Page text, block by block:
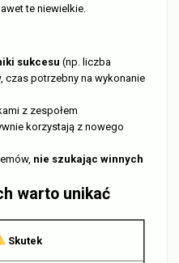
te niewielkie.
sukcesu (np. liczba
czas potrzebny na wykonanie
z zespołem
korzystają z nowego
nie szukając winnych
warto unikać
Skutek